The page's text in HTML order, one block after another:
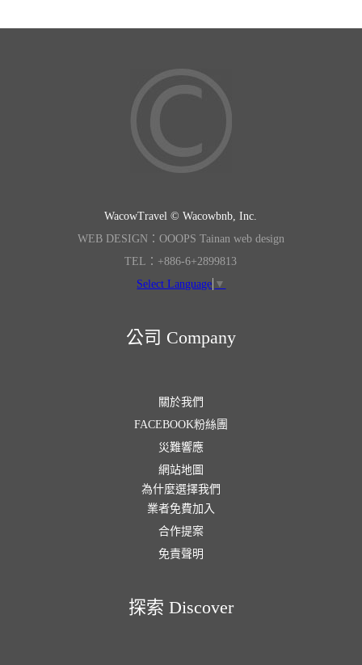
WacowTravel © Wacowbnb, Inc.
WEB DESIGN：OOOPS Tainan web design
TEL：+886-6+2899813
Select Language ▼
公司 Company
關於我們
FACEBOOK粉絲團
災難響應
網站地圖
為什麼選擇我們
業者免費加入
合作提案
免責聲明
探索 Discover